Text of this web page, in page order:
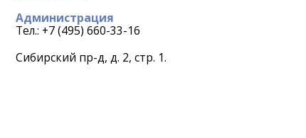
Администрация
Тел.: +7 (495) 660-33-16
Сибирский пр-д, д. 2, стр. 1.